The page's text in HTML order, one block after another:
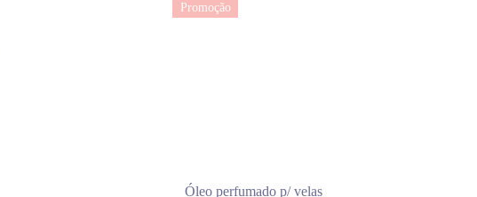
Promoção
Óleo perfumado p/ velas